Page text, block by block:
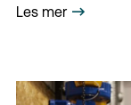
Les mer